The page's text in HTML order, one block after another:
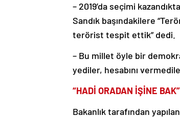
– 2019’da seçimi
Sandık başındakilere
terörist tespit ettik” dedi.
– Bu millet öyle bir
yediler, hesabını
“HADİ ORADAN İŞİNE BAK”
Bakanlık tarafından